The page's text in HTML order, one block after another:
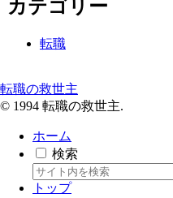
カテゴリー
転職
転職の救世主
© 1994 転職の救世主.
ホーム
検索
トップ